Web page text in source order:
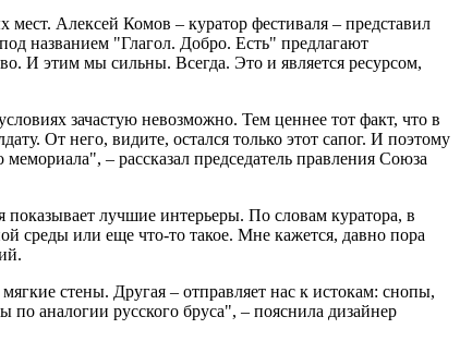
Алексей Комов – куратор фестиваля – представил
названием "Глагол. Добро. Есть" предлагают
И этим мы сильны. Всегда. Это и является ресурсом,
зачастую невозможно. Тем ценнее тот факт, что в
От него, видите, остался только этот сапог. И поэтому
– рассказал председатель правления Союза
лучшие интерьеры. По словам куратора, в
среды или еще что-то такое. Мне кажется, давно пора
стены. Другая – отправляет нас к истокам: снопы,
по аналогии русского бруса", – пояснила дизайнер